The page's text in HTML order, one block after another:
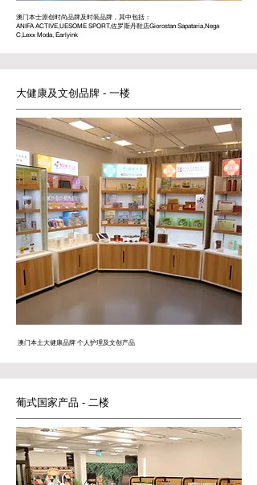
澳门本士原创时尚品牌及时装品牌，其中包括：
ANIFA ACTIVE,UESOME SPORT,佐罗斯丹鞋店Giorostan Sapataria,Nega
C,Lexx Moda, Earlyink
大健康及文创品牌 - 一楼
澳门本土大健康品牌 个人护理及文创产品
葡式国家产品 - 二楼